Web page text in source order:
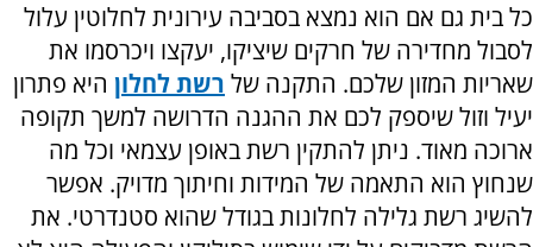
כל בית גם אם הוא נמצא בסביבה עירונית לחלוטין עלול
לסבול מחדירה של חרקים שיציקו, יעקצו ויכרסמו את
שאריות המזון שלכם. התקנה של רשת לחלון היא פתרון
יעיל וזול שיספק לכם את ההגנה הדרושה למשך תקופה
ארוכה מאוד. ניתן להתקין רשת באופן עצמאי וכל מה
שנחוץ הוא התאמה של המידות וחיתוך מדויק. אפשר
להשיג רשת גלילה לחלונות בגודל שהוא סטנדרטי. את